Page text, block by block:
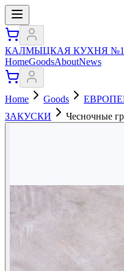
КАЛМЫЦКАЯ КУХНЯ №1
HomeGoodsAboutNews
Home Goods
ЗАКУСКИ
Чесночные